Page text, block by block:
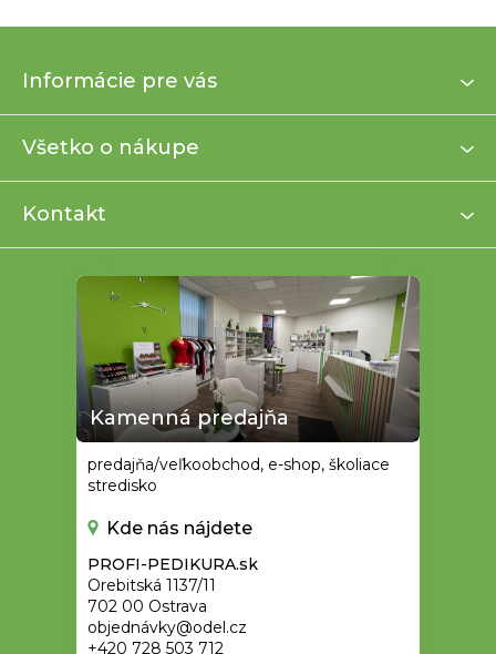
p
t
Informácie pre vás
Všetko o nákupe
Kontakt
Kamenná predajňa
predajňa/veľkoobchod, e-shop, školiace
stredisko
Kde nás nájdete
PROFI-PEDIKURA.sk
Orebitská 1137/11
702 00 Ostrava
objednávky@odel.cz
+420 728 503 712